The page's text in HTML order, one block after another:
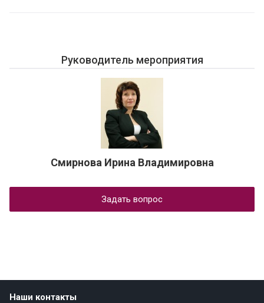
Руководитель мероприятия
Смирнова Ирина Владимировна
Задать вопрос
Наши контакты